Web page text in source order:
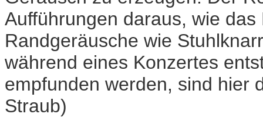
Aufführungen daraus, wie
Randgeräusche wie
während eines Konzertes
empfunden werden, sind hier
Straub)